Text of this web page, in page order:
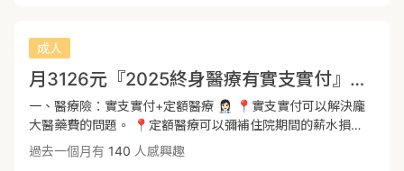
症、情感性疾患、妄想性疾患廣泛性發展疾患（包含自閉性、
亞斯伯格等）*因為項目眾多，以上僅依常見之疾病列舉⚠️建
議選擇理賠項目最廣泛之險種。---🌏全球DCE+XDE重大傷病
險⭕衛福補300項重大傷病理賠⭕不會因為投保前期罹病及精
神疾病打折⭕部分特定傷病增額理賠20%（「燒燙傷面積達全
身百分之20以上或顏面燒燙傷合併五官功能障礙者」、「重症
肌無力症」、「接受器官移植」、「重大創傷且嚴重程度達十
病包含300多項疾病，發生時至少需半年～兩年左右的療養期
間，領卡就理賠一次金200萬，保險金自由運用 ，做為緊急預
備醫療金使用，不必擔心經濟損失能安心治療。 ❷目前統計領
卡第一名為需積極治療之癌症，因癌症領卡，全球保障可以同
時啟動給付。 🔸重大傷病險規劃在全球，費率較有優勢： ＊
保障內容包含台灣領卡率最高的癌症。 ＊以及精神疾病領卡沒
有「理賠金被打折」的問題。 ＊定期險後期費率漲幅相對平
成人
月3126元『2025終身醫療有實支實付』30歲先生/小姐 參加規劃－富邦『定期75歲實支』銜接全球『晚年到百歲』終身醫療險
一、醫療險：實支實付+定額醫療 👩🏻‍⚕️ 📍實支實付可以解決龐
大醫藥費的問題。 📍定額醫療可以彌補住院期間的薪水損
失。 規劃大方向👨🏻‍⚕️ : 📍解決「75歲後定期實支實付保費較高
的負擔」，改以「終身實支延續晚年75-100歲的生活」， ，
過去一個月有 140 人感興趣